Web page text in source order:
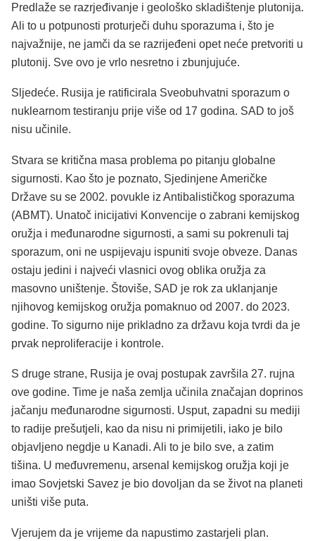
Predlaže se razrjeđivanje i geološko skladištenje plutonija.
Ali to u potpunosti proturječi duhu sporazuma i, što je
najvažnije, ne jamči da se razrijeđeni opet neće pretvoriti u
plutonij. Sve ovo je vrlo nesretno i zbunjujuće.
Sljedeće. Rusija je ratificirala Sveobuhvatni sporazum o
nuklearnom testiranju prije više od 17 godina. SAD to još
nisu učinile.
Stvara se kritična masa problema po pitanju globalne
sigurnosti. Kao što je poznato, Sjedinjene Američke
Države su se 2002. povukle iz Antibalističkog sporazuma
(ABMT). Unatoč inicijativi Konvencije o zabrani kemijskog
oružja i međunarodne sigurnosti, a sami su pokrenuli taj
sporazum, oni ne uspijevaju ispuniti svoje obveze. Danas
ostaju jedini i najveći vlasnici ovog oblika oružja za
masovno uništenje. Štoviše, SAD je rok za uklanjanje
njihovog kemijskog oružja pomaknuo od 2007. do 2023.
godine. To sigurno nije prikladno za državu koja tvrdi da je
prvak neproliferacije i kontrole.
S druge strane, Rusija je ovaj postupak završila 27. rujna
ove godine. Time je naša zemlja učinila značajan doprinos
jačanju međunarodne sigurnosti. Usput, zapadni su mediji
to radije prešutjeli, kao da nisu ni primijetili, iako je bilo
objavljeno negdje u Kanadi. Ali to je bilo sve, a zatim
tišina. U međuvremenu, arsenal kemijskog oružja koji je
imao Sovjetski Savez je bio dovoljan da se život na planeti
uništi više puta.
Vjerujem da je vrijeme da napustimo zastarjeli plan.